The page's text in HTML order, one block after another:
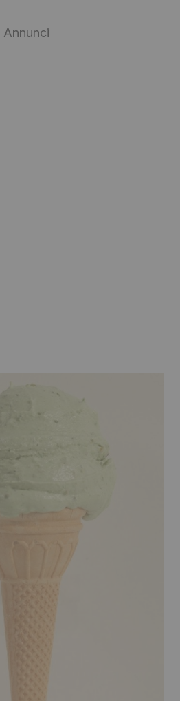
Annunci